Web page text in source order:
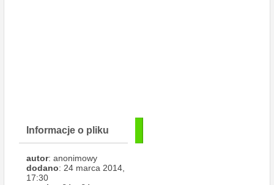
Informacje o pliku
autor: anonimowy
dodano: 24 marca 2014,
17:30